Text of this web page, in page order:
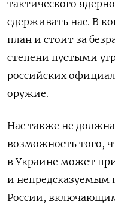
тактического
сдерживать нас. В
план и стоит за
степени пустыми
российских
оружие.
Нас также не
возможность того,
в Украине может
и непредсказуемым
России,